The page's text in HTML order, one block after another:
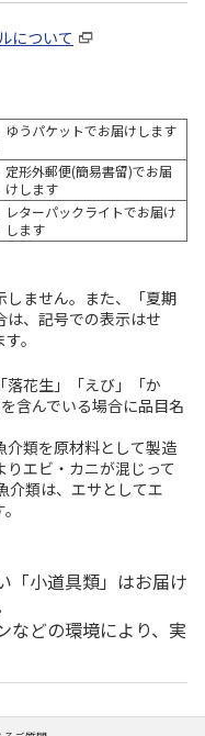
について
ゆうパケットでお届けします
定形外郵便(簡易書留)でお届
けします
レターパックライトでお届け
します
しません。また、「夏期
は、記号での表示はせ
。
落花生」「えび」「か
含んでいる場合に品目名
類を原材料として製造
エビ・カニが混じって
介類は、エサとしてエ
「小道具類」はお届け
などの環境により、実